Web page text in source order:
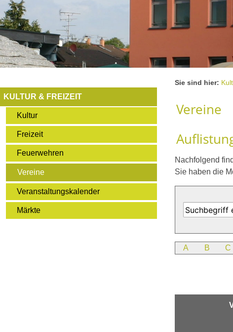
KULTUR & FREIZEIT
Kultur
Freizeit
Feuerwehren
Vereine
Veranstaltungskalender
Märkte
Sie sind hier:
Vereine
Nachfolgend
Sie haben die
A B C